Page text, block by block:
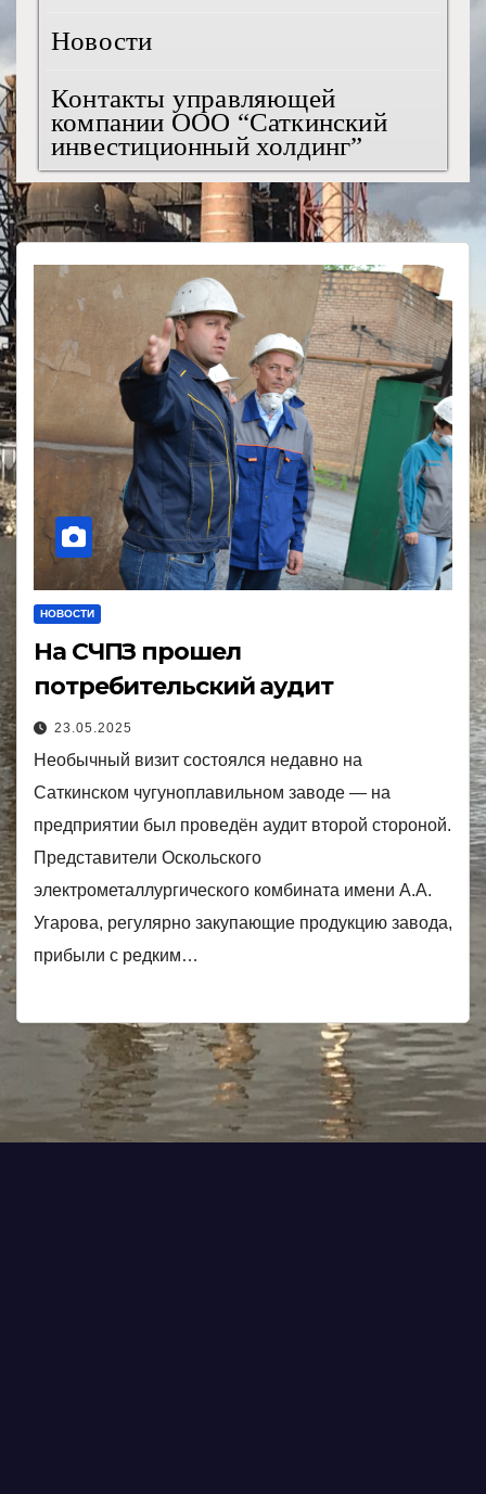
Новости
Контакты управляющей
компании ООО “Саткинский
инвестиционный холдинг”
НОВОСТИ
На СЧПЗ прошел
потребительский аудит
23.05.2025
Необычный визит состоялся недавно на
Саткинском чугуноплавильном заводе — на
предприятии был проведён аудит второй стороной.
Представители Оскольского
электрометаллургического комбината имени А.А.
Угарова, регулярно закупающие продукцию завода,
прибыли с редким…